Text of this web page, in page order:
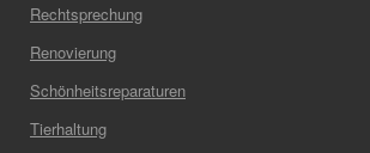
Rechtsprechung
Renovierung
Schönheitsreparaturen
Tierhaltung